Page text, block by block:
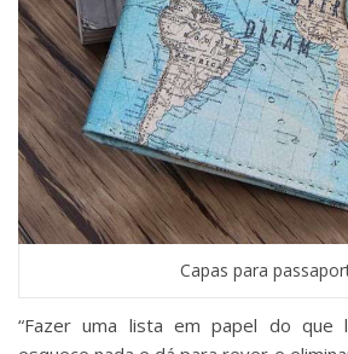
Capas para
“Fazer uma lista em papel do que